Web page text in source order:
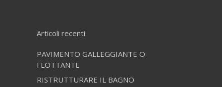
Articoli recenti
PAVIMENTO GALLEGGIANTE O
FLOTTANTE
RISTRUTTURARE IL BAGNO